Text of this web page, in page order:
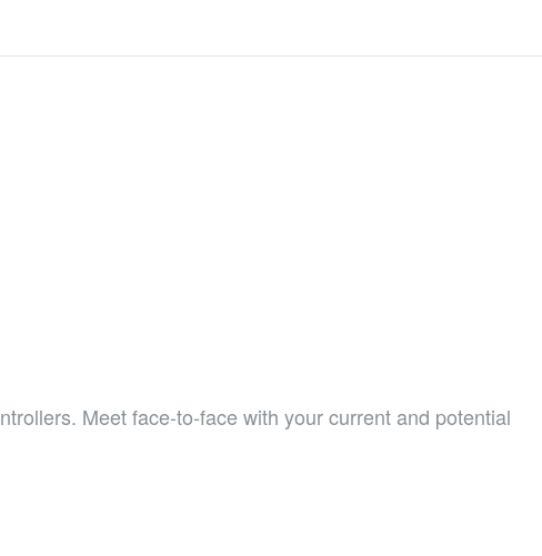
Meet face-to-face with your current and potential